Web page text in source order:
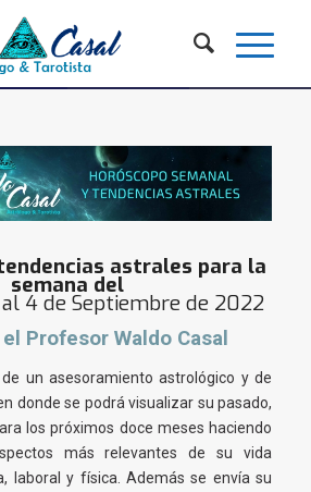
astrales para la
semana del
4 de Septiembre de 2022
Profesor Waldo Casal
un asesoramiento astrológico y de
donde se podrá visualizar su pasado,
los próximos doce meses haciendo
más relevantes de su vida
laboral y física. Además se envía su